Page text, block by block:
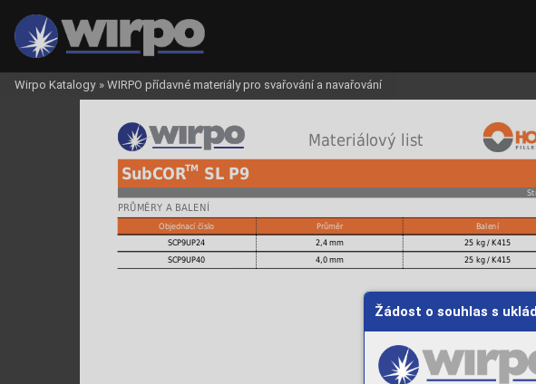
Žádost o souhlas s
Materiálový list
SubCORTM SL P9
PRŮMĚRY A BALENÍ
Objednací číslo Průměr Balení
SCP9UP24 2,4 mm 25 kg / K415
SCP9UP40 4,0 mm 25 kg / K415
Wirpo Katalogy » WIRPO přídavné materiály pro svařování a navařování